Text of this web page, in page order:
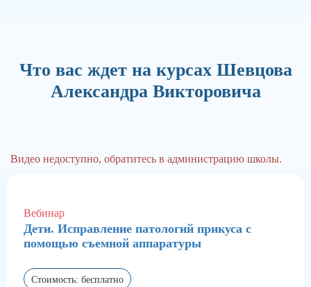
Что вас ждет на курсах Шевцова
Александра Викторовича
Видео недоступно, обратитесь в администрацию школы.
Вебинар
Дети. Исправление патологий прикуса с
помощью съемной аппаратуры
Стоимость: бесплатно